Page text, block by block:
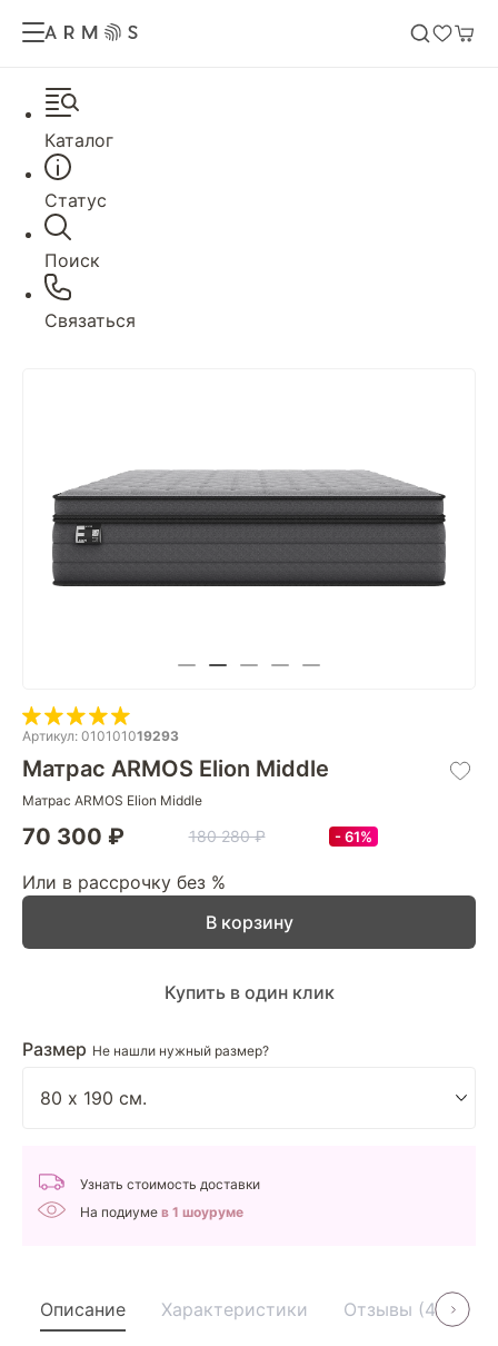
Каталог
Статус
Поиск
Связаться
Артикул: 010101019293
Матрас ARMOS Elion Middle
Матрас ARMOS Elion Middle
70 300 ₽ 180 280 ₽ 61%
Или в рассрочку без %
Размер Не нашли нужный размер?
В корзину
Купить в один клик
Узнать стоимость доставки
На подиуме в 1 шоуруме
Описание Характеристики Отзывы (4)